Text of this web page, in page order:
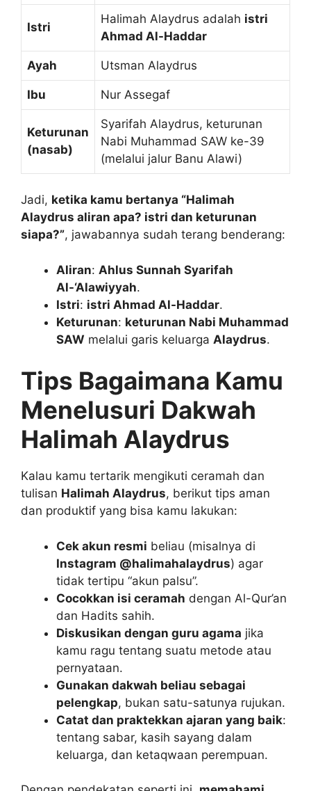
Istri
Halimah Alaydrus adalah istri
Ahmad Al-Haddar
Ayah Utsman Alaydrus
Ibu Nur Assegaf
Keturunan
(nasab)
Syarifah Alaydrus, keturunan
Nabi Muhammad SAW ke-39
(melalui jalur Banu Alawi)
Jadi, ketika kamu bertanya “Halimah
Alaydrus aliran apa? istri dan keturunan
siapa?”, jawabannya sudah terang benderang:
Aliran: Ahlus Sunnah Syarifah
Al-‘Alawiyyah.
Istri: istri Ahmad Al-Haddar.
Keturunan: keturunan Nabi Muhammad
SAW melalui garis keluarga Alaydrus.
Tips Bagaimana Kamu
Menelusuri Dakwah
Halimah Alaydrus
Kalau kamu tertarik mengikuti ceramah dan
tulisan Halimah Alaydrus, berikut tips aman
dan produktif yang bisa kamu lakukan:
Cek akun resmi beliau (misalnya di
Instagram @halimahalaydrus) agar
tidak tertipu “akun palsu”.
Cocokkan isi ceramah dengan Al-Qur’an
dan Hadits sahih.
Diskusikan dengan guru agama jika
kamu ragu tentang suatu metode atau
pernyataan.
Gunakan dakwah beliau sebagai
pelengkap, bukan satu-satunya rujukan.
Catat dan praktekkan ajaran yang baik:
tentang sabar, kasih sayang dalam
keluarga, dan ketaqwaan perempuan.